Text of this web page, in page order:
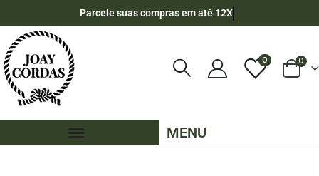
Parcele suas compras em até 12X
0 0
MENU